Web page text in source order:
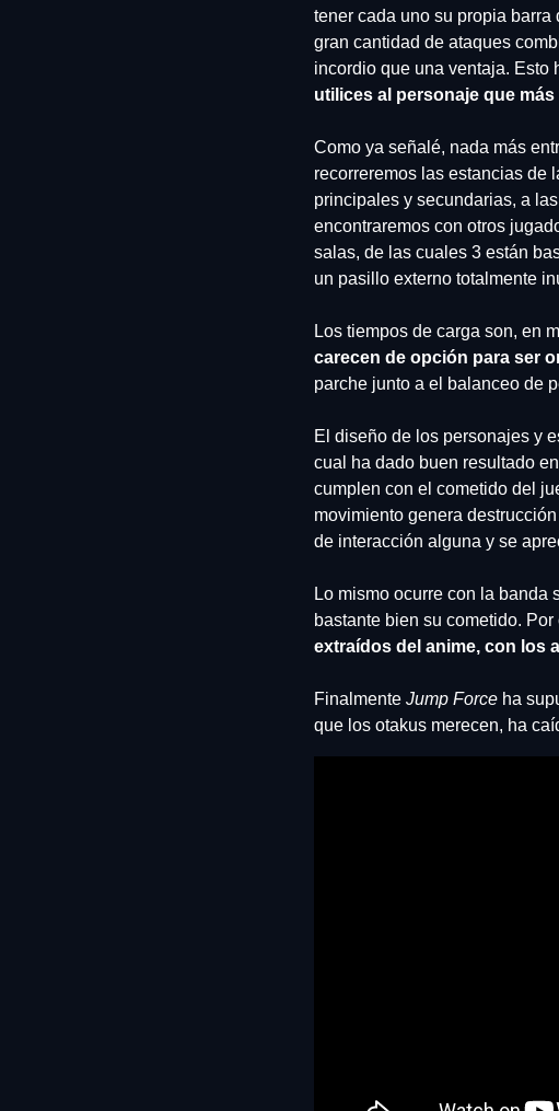
tener cada uno su propia
gran cantidad de ataques
incordio que una ventaja. Esto
utilices al personaje que más
Como ya señalé, nada más
recorreremos las estancias de
principales y secundarias, a
encontraremos con otros
salas, de las cuales 3 están
un pasillo externo totalmente
carecen de opción para ser
parche junto a el balanceo de
El diseño de los personajes y
cual ha dado buen resultado
cumplen con el cometido del
movimiento genera
de interacción alguna y se
Lo mismo ocurre con la banda
bastante bien su cometido. Por
extraídos del anime, con los
Finalmente Jump Force ha
que los otakus merecen, ha